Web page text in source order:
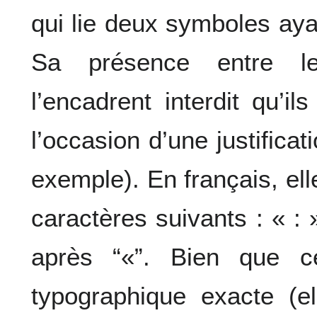
qui lie deux symboles
Sa présence entre
l’encadrent interdit
l’occasion d’une
exemple). En français,
caractères suivants : « :
après “«”. Bien que
typographique exacte